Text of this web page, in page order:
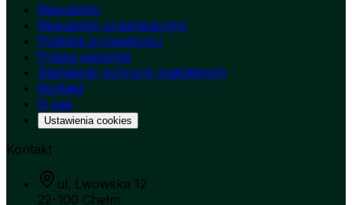
Regulamin
Regulamin organizacyjny
Polityka prywatności
Prawa pacjenta
Standardy ochrony małoletnich
Kontakt
O nas
Ustawienia cookies
Kontakt
ul. Lwowska 12
22-100 Chełm